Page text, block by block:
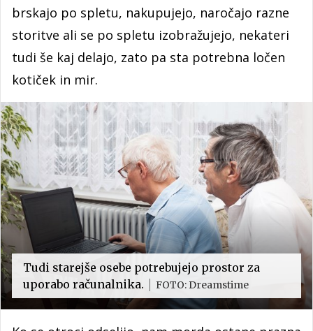
brskajo po spletu, nakupujejo, naročajo razne
storitve ali se po spletu izobražujejo, nekateri
tudi še kaj delajo, zato pa sta potrebna ločen
kotiček in mir.
Tudi starejše osebe potrebujejo prostor za
uporabo računalnika.
FOTO: Dreamstime